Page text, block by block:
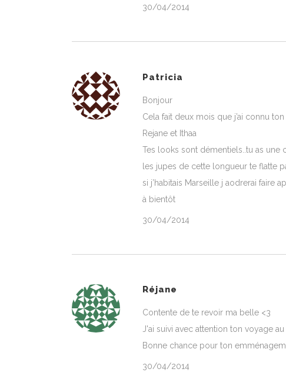
30/04/2014
Patricia
Bonjour
Cela fait deux mois que j’ai connu
Rejane et Ithaa
Tes looks sont démentiels..tu as
les jupes de cette longueur te flatte
si j’habitais Marseille j aodrerai faire
à bientôt
30/04/2014
Réjane
Contente de te revoir ma belle <3
J'ai suivi avec attention ton voyage
Bonne chance pour ton
30/04/2014